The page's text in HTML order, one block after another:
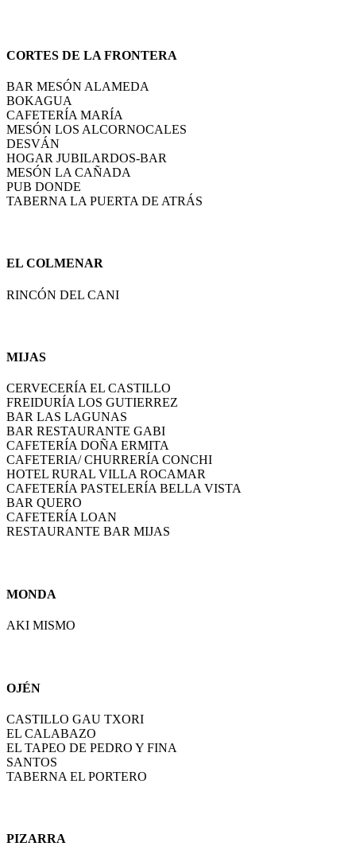
CORTES DE LA FRONTERA
BAR MESÓN ALAMEDA
BOKAGUA
CAFETERÍA MARÍA
MESÓN LOS ALCORNOCALES
DESVÁN
HOGAR JUBILARDOS-BAR
MESÓN LA CAÑADA
PUB DONDE
TABERNA LA PUERTA DE ATRÁS
EL COLMENAR
RINCÓN DEL CANI
MIJAS
CERVECERÍA EL CASTILLO
FREIDURÍA LOS GUTIERREZ
BAR LAS LAGUNAS
BAR RESTAURANTE GABI
CAFETERÍA DOÑA ERMITA
CAFETERIA/ CHURRERÍA CONCHI
HOTEL RURAL VILLA ROCAMAR
CAFETERÍA PASTELERÍA BELLA VISTA
BAR QUERO
CAFETERÍA LOAN
RESTAURANTE BAR MIJAS
MONDA
AKI MISMO
OJÉN
CASTILLO GAU TXORI
EL CALABAZO
EL TAPEO DE PEDRO Y FINA
SANTOS
TABERNA EL PORTERO
PIZARRA